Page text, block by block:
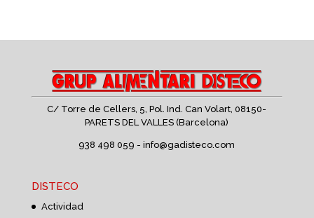
C/ Torre de Cellers, 5, Pol. Ind. Can Volart,08150-
PARETS DEL VALLES (Barcelona)
938 498 059 -info@gadisteco.com
DISTECO
Actividad